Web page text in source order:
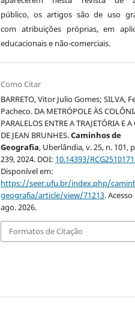
público, os artigos são de uso
com atribuições próprias, em
educacionais e não-comerciais.
Como Citar
BARRETO, Vitor Julio Gomes; SILVA,
Pacheco. DA METRÓPOLE ÀS
PARALELOS ENTRE A TRAJETÓRIA E A
DE JEAN BRUNHES.Caminhos de
Geografia, Uberlândia, v. 25, n. 101,
239, 2024. DOI: 10.14393/
Disponível em:
https://seer.ufu.br/index.php/
geografia/article/view/71213.
ago. 2026.
Formatos de Citação